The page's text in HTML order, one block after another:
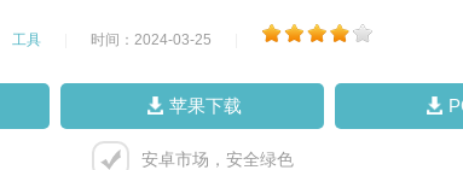
工具 时间：2024-03-25
苹果下载
安卓市场，安全绿色